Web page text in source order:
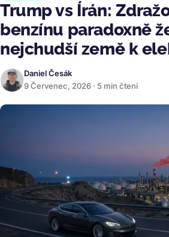
Trump vs Írán:
benzínu paradoxně
nejchudší země k
Daniel Česák
9 Červenec, 2026 · 5 min čtení